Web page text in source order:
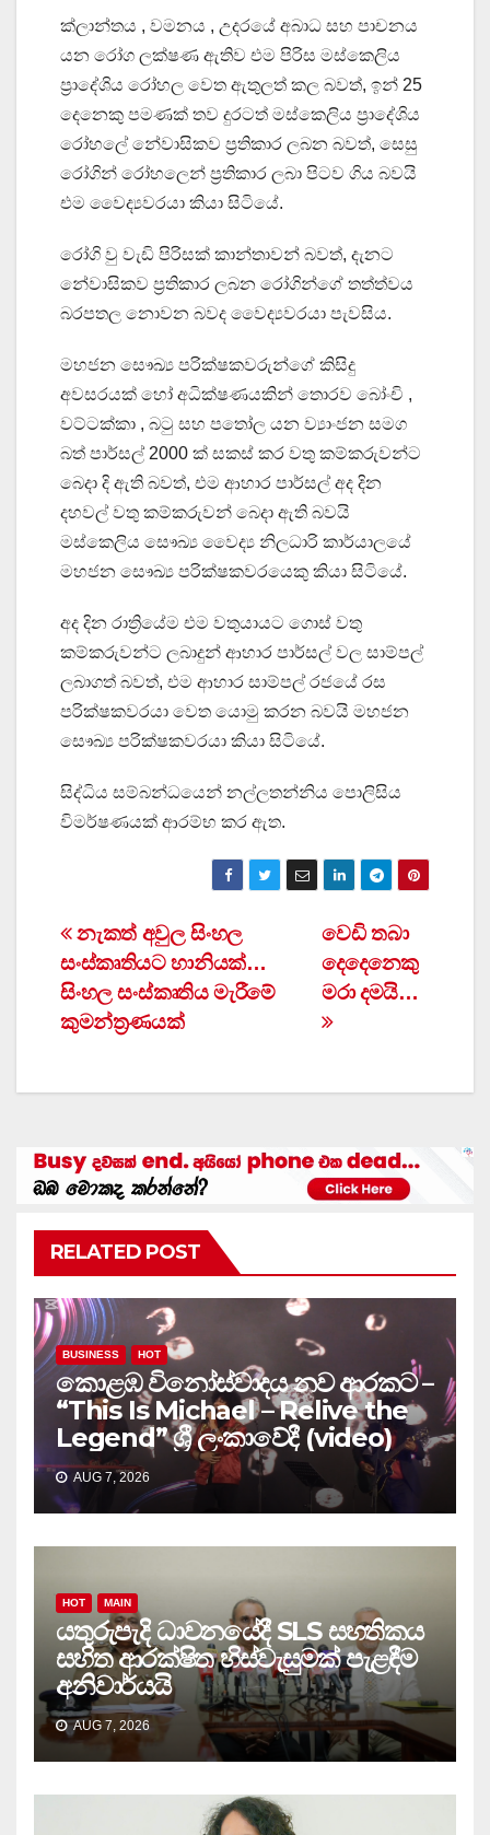
ක්ලාන්තය , වමනය , උදරයේ අබාධ සහ පාචනය
යන රෝග ලක්ෂණ ඇතිව එම පිරිස මස්කෙලිය
ප්‍රාදේශිය රෝහල වෙත ඇතුලත් කල බවත්, ඉන් 25
දෙනෙකු පමණක් තව දුරටත් මස්කෙලිය ප්‍රාදේශිය
රෝහලේ නේවාසිකව ප්‍රතිකාර ලබන බවත්, සෙසු
රෝගින් රෝහලෙන් ප්‍රතිකාර ලබා පිටව ගිය බවයි
එම වෛද්‍යවරයා කියා සිටියේ.
රෝගි වු වැඩි පිරිසක් කාන්තාවන් බවත්, දැනට
නේවාසිකව ප්‍රතිකාර ලබන රෝගින්ගේ තත්ත්වය
බරපතල නොවන බවද වෛද්‍යවරයා පැවසිය.
මහජන සෞඛ්‍ය පරික්ෂකවරුන්ගේ කිසිදු
අවසරයක් හෝ අධික්ෂණයකින් තොරව බෝංචි ,
වට්ටක්කා , බටු සහ පතෝල යන ව්‍යාංජන සමග
බත් පාර්සල් 2000 ක් සකස් කර වතු කම්කරුවන්ට
බෙදා දි ඇති බවත්, එම ආහාර පාර්සල් අද දින
දහවල් වතු කම්කරුවන් බෙදා ඇති බවයි
මස්කෙලිය සෞඛ්‍ය වෛද්‍ය නිලධාරි කාර්යාලයේ
මහජන සෞඛ්‍ය පරික්ෂකවරයෙකු කියා සිටියේ.
අද දින රාත්‍රියේම එම වතුයායට ගොස් වතු
කම්කරුවන්ට ලබාදුන් ආහාර පාර්සල් වල සාම්පල්
ලබාගත් බවත්, එම ආහාර සාම්පල් රජයේ රස
පරික්ෂකවරයා වෙත යොමු කරන බවයි මහජන
සෞඛ්‍ය පරික්ෂකවරයා කියා සිටියේ.
සිද්ධිය සම්බන්ධයෙන් නල්ලතන්නිය පොලිසිය
විමර්ෂණයක් ආරම්භ කර ඇත.
Post
navigation
වෙඩි තබා
දෙදෙනෙකු
මරා දමයි…
නැකත් අවුල සිංහල
සංස්කෘතියට හානියක්…
සිංහල සංස්කෘතිය මැරීමේ
කුමන්ත්‍රණයක්
RELATED POST
BUSINESS HOT
කොළඹ විනෝස්වාදය නව ආරකට –
“This Is Michael – Relive the
Legend” ශ්‍රී ලංකාවේදී (video)
AUG 7, 2026
HOT MAIN
යතුරුපැදි ධාවනයේදී SLS සහතිකය
සහිත ආරක්ෂිත හිස්වැසුමක් පැළඳීම
අනිවාර්යයි
AUG 7, 2026